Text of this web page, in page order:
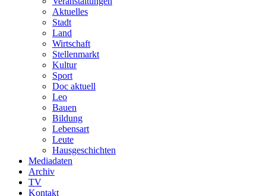
Aktuelles
Stadt
Land
Wirtschaft
Stellenmarkt
Kultur
Sport
Doc aktuell
Leo
Bauen
Bildung
Lebensart
Leute
Hausgeschichten
Mediadaten
Archiv
TV
Kontakt